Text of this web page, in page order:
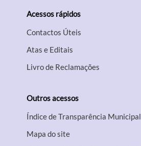
Acessos rápidos
Contactos Úteis
Atas e Editais
Livro de Reclamações
Outros acessos
Índice de Transparência Municipal
Mapa do site